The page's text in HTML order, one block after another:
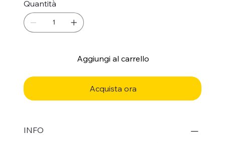
Quantità
Aggiungi al carrello
Acquista ora
INFO